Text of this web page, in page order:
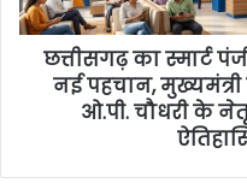
छत्तीसगढ़ का स्मार्ट
नई पहचान, मुख्यमंत्री
ओ.पी. चौधरी के